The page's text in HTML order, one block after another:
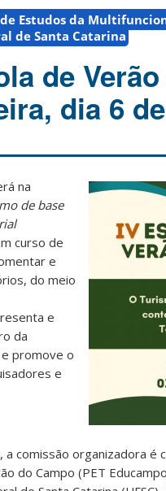
Estudos da
de Santa Catarina
de
dia 6
na
de base
curso de
e
do meio
e
da
promove o
e
comissão organizadora é
do Campo (PET